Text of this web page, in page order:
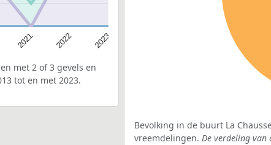
2021 2022 2023
met 2 of 3 gevels en
tot en met 2023.
Bevolking in de buurt La
vreemdelingen. De verdeling van